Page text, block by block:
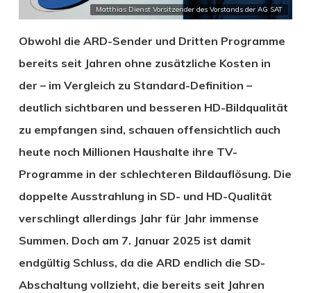
Matthias Dienst Vorsitzender des Vorstands der AG SAT
Obwohl die ARD-Sender und Dritten Programme
bereits seit Jahren ohne zusätzliche Kosten in
der – im Vergleich zu Standard-Definition –
deutlich sichtbaren und besseren HD-Bildqualität
zu empfangen sind, schauen offensichtlich auch
heute noch Millionen Haushalte ihre TV-
Programme in der schlechteren Bildauflösung. Die
doppelte Ausstrahlung in SD- und HD-Qualität
verschlingt allerdings Jahr für Jahr immense
Summen. Doch am 7. Januar 2025 ist damit
endgültig Schluss, da die ARD endlich die SD-
Abschaltung vollzieht, die bereits seit Jahren